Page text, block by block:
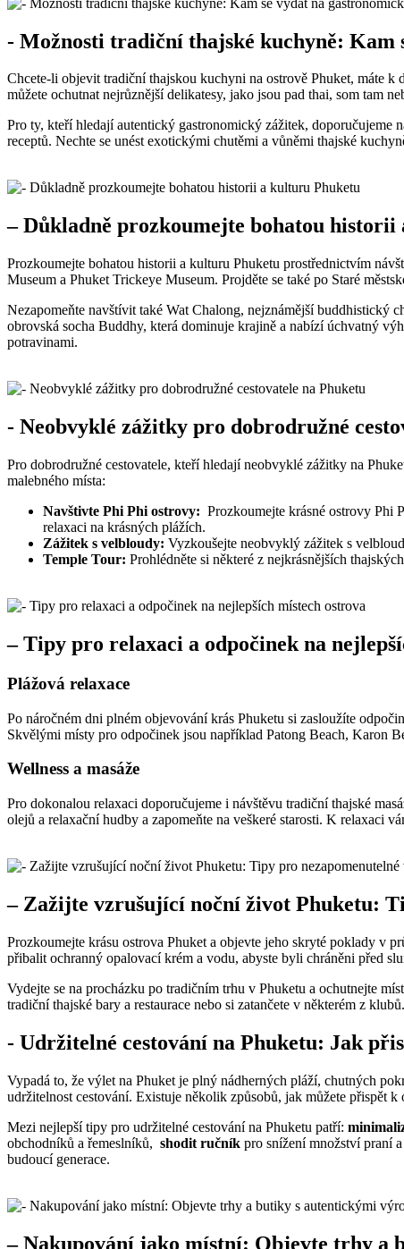
-‌ Možnosti tradiční thajské ‌kuchyně: Kam
Chcete-li objevit tradiční thajskou kuchyni na⁢ ostrově Phuket,⁢ máte
‍můžete ochutnat nejrůznější delikatesy, jako jsou‌ pad thai, som​ tam
Pro ty, kteří hledají autentický gastronomický zážitek,
receptů. Nechte se⁢ unést exotickými ‍chutěmi ⁢a vůněmi thajské
– Důkladně ‌prozkoumejte bohatou
Prozkoumejte bohatou historii a ‍kulturu Phuketu ‍prostřednictvím
Museum a Phuket Trickeye Museum. Projděte se⁣ také ‌po‌ Staré
Nezapomeňte‌ navštívit také ‍Wat Chalong, nejznámější buddhistický
obrovská socha Buddhy, která dominuje krajině a ⁤nabízí úchvatný
potravinami.
-‍ Neobvyklé zážitky pro dobrodružné
Pro ‍dobrodružné ⁤cestovatele, ⁣kteří⁣ hledají neobvyklé zážitky na‌
malebného⁤ místa:
Navštivte Phi Phi ostrovy:
Prozkoumejte krásné ostrovy Phi
relaxaci na krásných​ plážích.
Zážitek s velbloudy: Vyzkoušejte​ neobvyklý zážitek​ s
Temple Tour: Prohlédněte si⁢ některé z nejkrásnějších
– Tipy ⁤pro relaxaci⁤ a⁣ odpočinek na⁢
Plážová relaxace
Po náročném dni plném objevování krás Phuketu si zasloužíte
Skvělými místy pro odpočinek jsou například Patong Beach, Karon⁣
Wellness ‌a ⁣masáže
Pro dokonalou relaxaci doporučujeme ‍i návštěvu tradiční thajské
olejů a relaxační hudby​ a zapomeňte na veškeré starosti. K relaxaci
– Zažijte vzrušující noční‌ život ⁢Phuketu:
Prozkoumejte krásu ostrova Phuket a objevte jeho skryté poklady v‍
přibalit ochranný opalovací ⁤krém a vodu, abyste byli chráněni​ před
Vydejte ⁤se na procházku po tradičním⁢ trhu v ‌Phuketu a ochutnejte‌
tradiční thajské bary a restaurace nebo si zatančete v některém ‍z
-‍ Udržitelné ⁢cestování‍ na⁤ Phuketu:‍ Jak
Vypadá to, že výlet ​na Phuket je plný nádherných ⁤pláží,‌ chutných
udržitelnost cestování. Existuje několik způsobů, jak můžete přispět‍
Mezi nejlepší tipy pro udržitelné ​cestování na Phuketu patří:
⁣obchodníků a řemeslníků, ⁢ shodit ručník ‍pro snížení množství⁢ praní
budoucí generace.
– Nakupování jako místní: Objevte trhy ⁢a